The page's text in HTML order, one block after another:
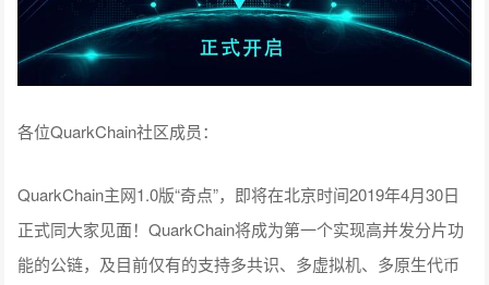
各位QuarkChain社区成员：
QuarkChain主网1.0版“奇点”，即将在北京时间2019年4月30日
正式同大家见面！QuarkChain将成为第一个实现高并发分片功
能的公链，及目前仅有的支持多共识、多虚拟机、多原生代币